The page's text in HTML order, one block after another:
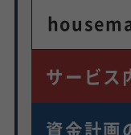
サービス
資金計画